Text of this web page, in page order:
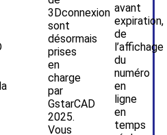
3Dconnexion
sont
désormais
prises
en
charge
par
GstarCAD
2025.
Vous
avant
expiration,
de
l’affichage
du
numéro
en
ligne
en
temps